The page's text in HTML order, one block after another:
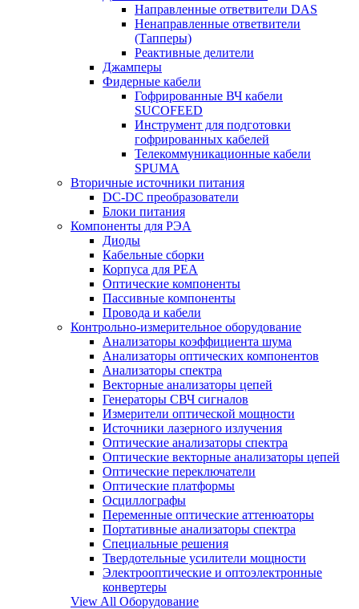
Направленные ответвители DAS
Ненаправленные ответвители
(Тапперы)
Реактивные делители
Джамперы
Фидерные кабели
Гофрированные ВЧ кабели
SUCOFEED
Инструмент для подготовки
гофрированных кабелей
Телекоммуникационные кабели
SPUMA
Вторичные источники питания
DC-DC преобразователи
Блоки питания
Компоненты для РЭА
Диоды
Кабельные сборки
Корпуса для РЕА
Оптические компоненты
Пассивные компоненты
Провода и кабели
Контрольно-измерительное оборудование
Анализаторы коэффициента шума
Анализаторы оптических компонентов
Анализаторы спектра
Векторные анализаторы цепей
Генераторы СВЧ сигналов
Измерители оптической мощности
Источники лазерного излучения
Оптические анализаторы спектра
Оптические векторные анализаторы цепей
Оптические переключатели
Оптические платформы
Осциллографы
Переменные оптические аттенюаторы
Портативные анализаторы спектра
Специальные решения
Твердотельные усилители мощности
Электрооптические и оптоэлектронные
конвертеры
View All Оборудование